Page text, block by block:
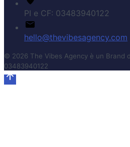
PI e CF: 03483940122
hello@thevibesagency.com
© 2026 The Vibes Agency è un Brand
03483940122